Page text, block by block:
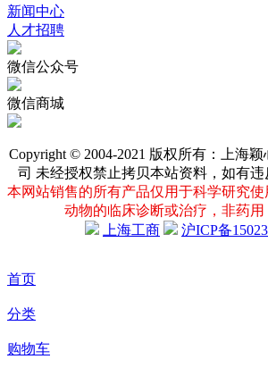
新闻中心
人才招聘
微信公众号
微信商城
Copyright © 2004-2021 版权所有：上海
司 未经授权禁止拷贝本站资料，如有
本网站销售的所有产品仅用于科学研究
动物的临床诊断或治疗，非药用
上海工商
沪ICP备
首页
分类
购物车